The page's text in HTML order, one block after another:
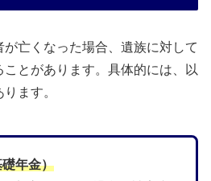
亡くなった場合、遺族に対して
とがあります。具体的には、以
ます。
年金）